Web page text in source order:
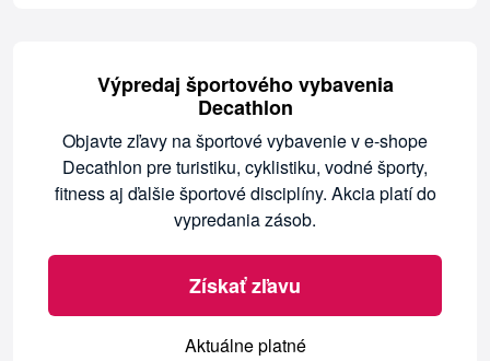
Výpredaj športového vybavenia
Decathlon
Objavte zľavy na športové vybavenie v e-shope
Decathlon pre turistiku, cyklistiku, vodné športy,
fitness aj ďalšie športové disciplíny. Akcia platí do
vypredania zásob.
Získať zľavu
Aktuálne platné